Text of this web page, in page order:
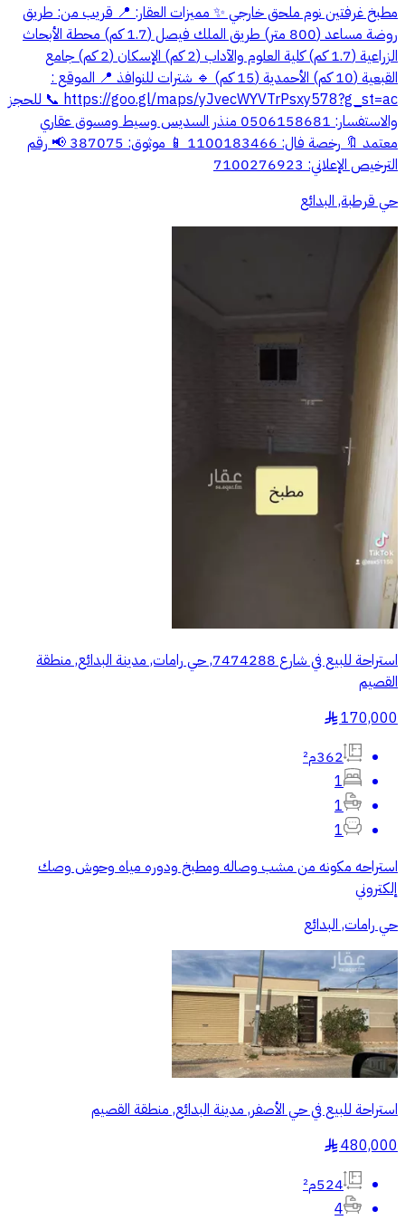
مطبخ غرفتين نوم ملحق خارجي ✨ مميزات العقار: 📍 قريب من: طريق
روضة مساعد (800 متر) طريق الملك فيصل (1.7 كم) محطة الأبحاث
الزراعية (1.7 كم) كلية العلوم والآداب (2 كم) الإسكان (2 كم) جامع
القبعية (10 كم) الأحمدية (15 كم) 🔹 شترات للنوافذ 📍 الموقع :
https://goo.gl/maps/yJvecWYVTrPsxy578?g_st=ac 📞 للحجز
والاستفسار: 0506158681 منذر السديس وسيط ومسوق عقاري
معتمد 🔖 رخصة فال: 1100183466 📱 موثوق: 387075 📢 رقم
الترخيص الإعلاني: 7100276923
حي قرطبة, البدائع
استراحة للبيع في شارع 7474288, حي رامات, مدينة البدائع, منطقة
القصيم
170,000
§
362م²
1
1
1
استراحه مكونه من مشب وصاله ومطبخ ودوره مياه وحوش وصك
إلكتروني
حي رامات, البدائع
استراحة للبيع في حي الأصفر, مدينة البدائع, منطقة القصيم
480,000
§
524م²
4